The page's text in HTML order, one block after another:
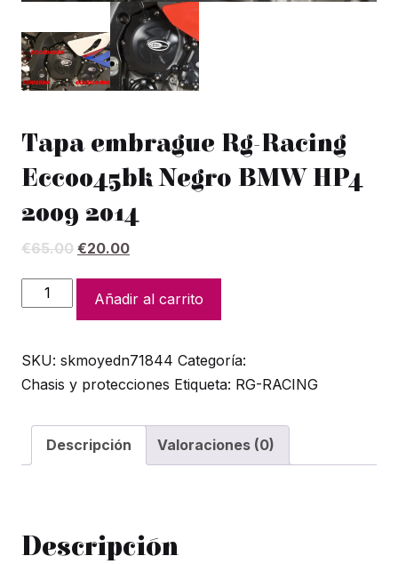
Tapa embrague Rg-Racing
Ecc0045bk Negro BMW HP4
2009 2014
€65.00 El
original
era:
€65.00.
€20.00El
actual
es:
€20.00.
Tapa
embrague
Racing
Ecc0045bk
Añadir al carrito
SKU: skmoyedn71844 Categoría:
Chasis y protecciones Etiqueta: RG-RACING
Descripción Valoraciones (0)
Descripción